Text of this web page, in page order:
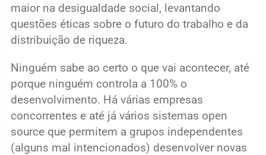
maior na desigualdade social, levantando
questões éticas sobre o futuro do trabalho e da
distribuição de riqueza.
Ninguém sabe ao certo o que vai acontecer, até
porque ninguém controla a 100% o
desenvolvimento. Há várias empresas
concorrentes e até já vários sistemas open
source que permitem a grupos independentes
(alguns mal intencionados) desenvolver novas